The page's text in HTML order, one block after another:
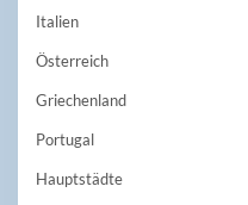
Italien
Österreich
Griechenland
Portugal
Hauptstädte